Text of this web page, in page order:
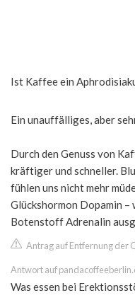
Ist Kaffee ein
Ein unauffälliges, aber
Durch den Genuss von
kräftiger und schneller.
fühlen uns nicht mehr
Glückshormon Dopamin
Botenstoff Adrenalin
Antrag auf Entfernung der
Antwort auf
Was essen bei